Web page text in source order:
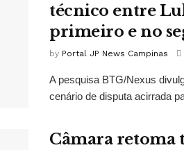
técnico entre
primeiro e no
by Portal JP News Campinas
A pesquisa BTG/Nexus
cenário de disputa acirrada
Câmara retoma